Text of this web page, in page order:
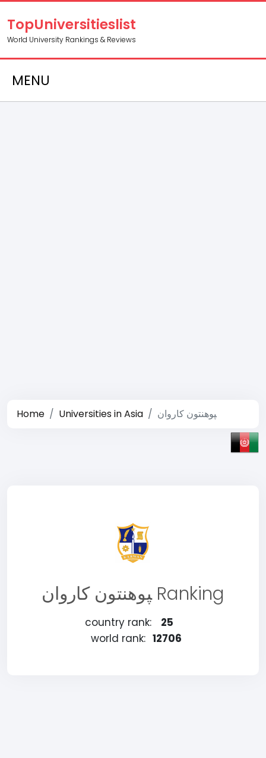
TopUniversitieslist
World University Rankings & Reviews
MENU
Home Universities in Asia ‍پوهنتون کاروان
‍پوهنتون کاروان Ranking
country rank:
25
world rank: 12706